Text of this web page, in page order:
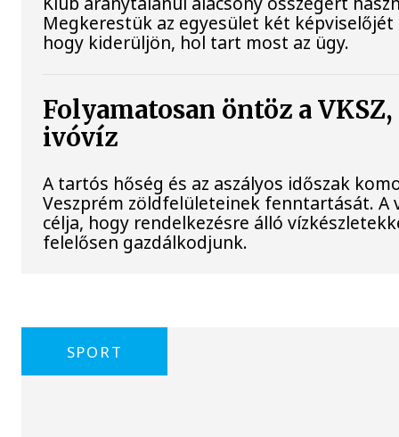
Megkerestük az egyesület két
hogy kiderüljön, hol tart most az ügy.
Folyamatosan öntöz a
ivóvíz
A tartós hőség és az aszályos időszak
Veszprém zöldfelületeinek fenntartását. A
célja, hogy rendelkezésre álló
felelősen gazdálkodjunk.
SPORT